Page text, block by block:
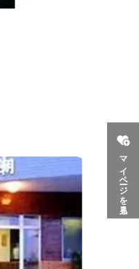
マイページを見る